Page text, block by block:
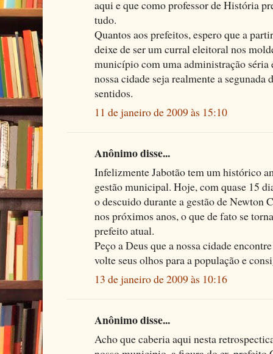
aqui e que como professor de História
tudo.
Quantos aos prefeitos, espero que a
deixe de ser um curral eleitoral nos
município com uma administração séria
nossa cidade seja realmente a segunada
sentidos.
11 de janeiro de 2009 às 15:10
Anônimo disse...
Infelizmente Jabotão tem um histórico
gestão municipal. Hoje, com quase 15
o descuido durante a gestão de Newton
nos próximos anos, o que de fato se
prefeito atual.
Peço a Deus que a nossa cidade
volte seus olhos para a população e
13 de janeiro de 2009 às 10:16
Anônimo disse...
Acho que caberia aqui nesta